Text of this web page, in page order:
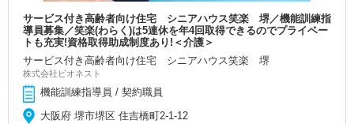
サービス付き高齢者向け住宅 シニアハウス笑楽 堺／機能訓練指
導員募集／笑楽(わらく)は5連休を年4回取得できるのでプライベー
トも充実!資格取得助成制度あり!＜介護＞
サービス付き高齢者向け住宅 シニアハウス笑楽 堺
株式会社ビオネスト
機能訓練指導員 / 契約職員
大阪府 堺市堺区 住吉橋町2-1-12